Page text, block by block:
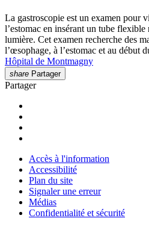
La gastroscopie est un examen pour
l’estomac en insérant un tube flexible
lumière. Cet examen recherche des
l’œsophage, à l’estomac et au début
Hôpital de Montmagny
share Partager
Partager
Accès à l'information
Accessibilité
Plan du site
Signaler une erreur
Médias
Confidentialité et sécurité